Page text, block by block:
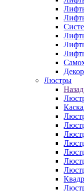
Люстры
Назад